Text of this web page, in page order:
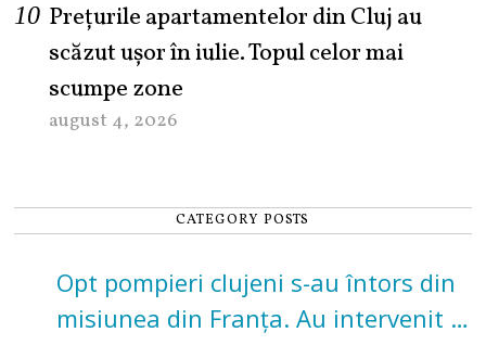
Prețurile apartamentelor din Cluj au
scăzut ușor în iulie. Topul celor mai
scumpe zone
august 4, 2026
CATEGORY POSTS
Opt pompieri clujeni s-au întors din
misiunea din Franța. Au intervenit la